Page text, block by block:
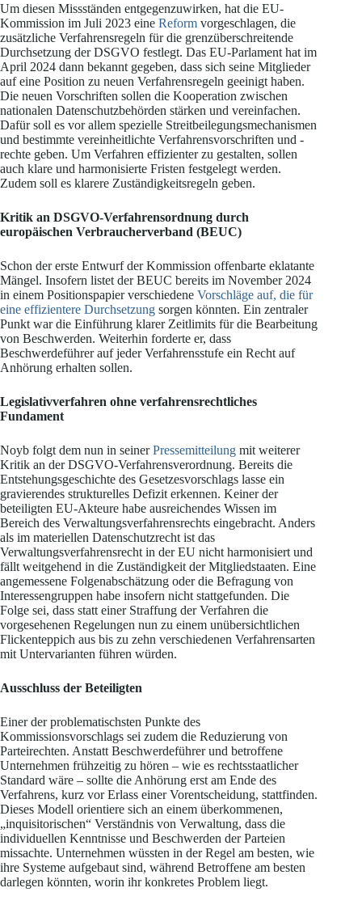
Um diesen Missständen entgegenzuwirken, hat die EU-
Kommission im Juli 2023 eine Reform vorgeschlagen, die
zusätzliche Verfahrensregeln für die grenzüberschreitende
Durchsetzung der DSGVO festlegt. Das EU-Parlament hat im
April 2024 dann bekannt gegeben, dass sich seine Mitglieder
auf eine Position zu neuen Verfahrensregeln geeinigt haben.
Die neuen Vorschriften sollen die Kooperation zwischen
nationalen Datenschutzbehörden stärken und vereinfachen.
Dafür soll es vor allem spezielle Streitbeilegungsmechanismen
und bestimmte vereinheitlichte Verfahrensvorschriften und -
rechte geben. Um Verfahren effizienter zu gestalten, sollen
auch klare und harmonisierte Fristen festgelegt werden.
Zudem soll es klarere Zuständigkeitsregeln geben.
Kritik an DSGVO-Verfahrensordnung durch
europäischen Verbraucherverband (BEUC)
Schon der erste Entwurf der Kommission offenbarte eklatante
Mängel. Insofern listet der BEUC bereits im November 2024
in einem Positionspapier verschiedene Vorschläge auf, die für
eine effizientere Durchsetzung sorgen könnten. Ein zentraler
Punkt war die Einführung klarer Zeitlimits für die Bearbeitung
von Beschwerden. Weiterhin forderte er, dass
Beschwerdeführer auf jeder Verfahrensstufe ein Recht auf
Anhörung erhalten sollen.
Legislativverfahren ohne verfahrensrechtliches
Fundament
Noyb folgt dem nun in seinerPressemitteilung mit weiterer
Kritik an der DSGVO-Verfahrensverordnung. Bereits die
Entstehungsgeschichte des Gesetzesvorschlags lasse ein
gravierendes strukturelles Defizit erkennen. Keiner der
beteiligten EU-Akteure habe ausreichendes Wissen im
Bereich des Verwaltungsverfahrensrechts eingebracht. Anders
als im materiellen Datenschutzrecht ist das
Verwaltungsverfahrensrecht in der EU nicht harmonisiert und
fällt weitgehend in die Zuständigkeit der Mitgliedstaaten. Eine
angemessene Folgenabschätzung oder die Befragung von
Interessengruppen habe insofern nicht stattgefunden. Die
Folge sei, dass statt einer Straffung der Verfahren die
vorgesehenen Regelungen nun zu einem unübersichtlichen
Flickenteppich aus bis zu zehn verschiedenen Verfahrensarten
mit Untervarianten führen würden.
Ausschluss der Beteiligten
Einer der problematischsten Punkte des
Kommissionsvorschlags sei zudem die Reduzierung von
Parteirechten. Anstatt Beschwerdeführer und betroffene
Unternehmen frühzeitig zu hören – wie es rechtsstaatlicher
Standard wäre – sollte die Anhörung erst am Ende des
Verfahrens, kurz vor Erlass einer Vorentscheidung, stattfinden.
Dieses Modell orientiere sich an einem überkommenen,
„inquisitorischen“ Verständnis von Verwaltung, dass die
individuellen Kenntnisse und Beschwerden der Parteien
missachte. Unternehmen wüssten in der Regel am besten, wie
ihre Systeme aufgebaut sind, während Betroffene am besten
darlegen könnten, worin ihr konkretes Problem liegt.